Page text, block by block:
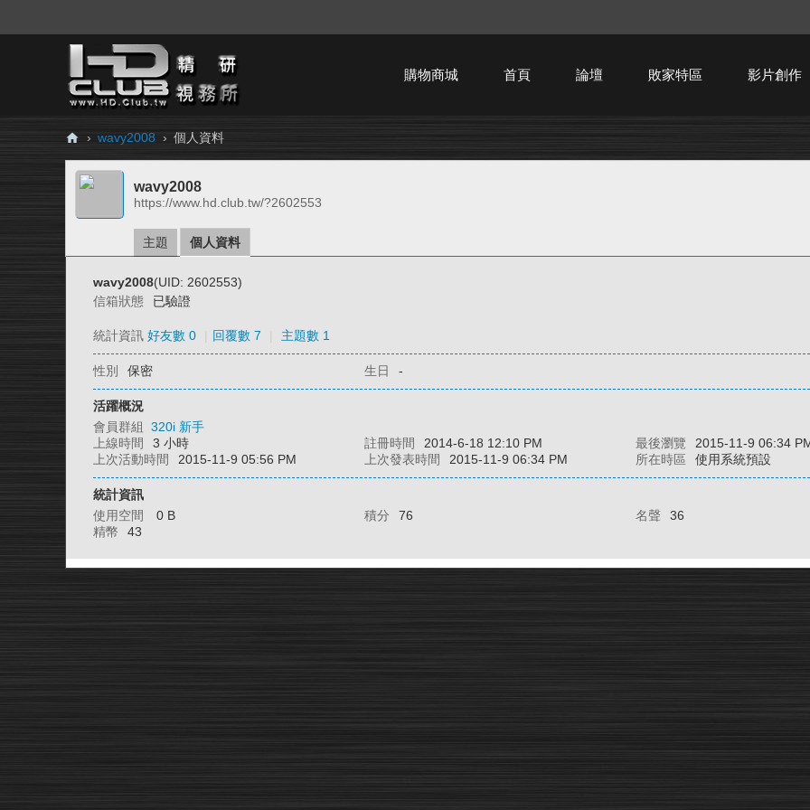
購物商城 首頁 論壇 敗家特區 影片創作
H
Cl
› wavy2008 › 個人資料
wavy2008
https://www.hd.club.tw/?2602553
主題 個人資料
wavy2008(UID: 2602553)
信箱狀態
已驗證
統計資訊 好友數 0 回覆數 7 主題數 1
性別 保密 生日 -
活躍概況
會員群組 320i 新手
上線時間
3 小時 註冊時間 2014-6-18 12:10 PM 最後瀏覽
2015-11-9 06:34
上次活動時間
2015-11-9 05:56 PM 上次發表時間 2015-11-9 06:34 PM 所在時區 使用系統預設
統計資訊
使用空間
0 B 積分 76 名聲
36
精幣
43